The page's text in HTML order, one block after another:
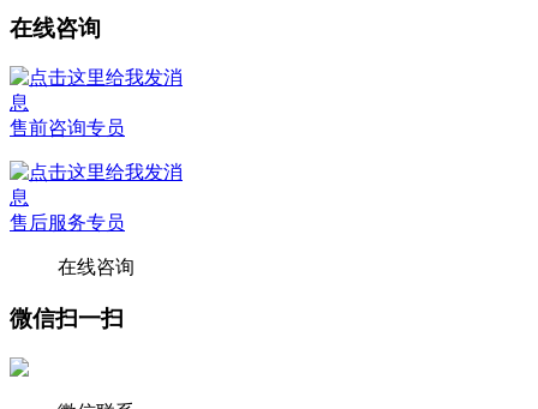
在线咨询
售前咨询专员
售后服务专员
在线咨询
微信扫一扫